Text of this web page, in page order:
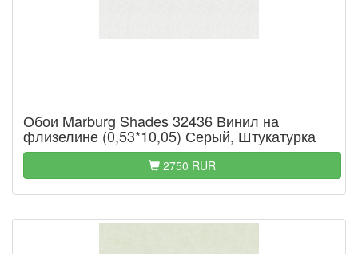
Обои Marburg Shades 32436 Винил на
флизелине (0,53*10,05) Серый, Штукатурка
2750 RUR